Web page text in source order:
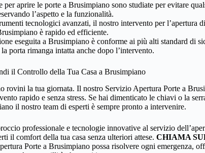
per aprire le porte a Brusimpiano sono studiate per evitare
l’aspetto e la funzionalità.
tecnologici avanzati, il nostro intervento per l’apertura
è rapido ed efficiente.
eseguita a Brusimpiano è conforme ai più alti standard di
porta rimanga intatta anche dopo l’intervento.
il Controllo della Tua Casa a Brusimpiano
rovini la tua giornata. Il nostro Servizio Apertura Porte a
rapido e senza stress. Se hai dimenticato le chiavi o la
il nostro team di esperti è sempre pronto a intervenire.
professionale e tecnologie innovative al servizio
il comfort della tua casa senza ulteriori attese. CHIAMA
Porte a Brusimpiano possa risolvere ogni emergenza,